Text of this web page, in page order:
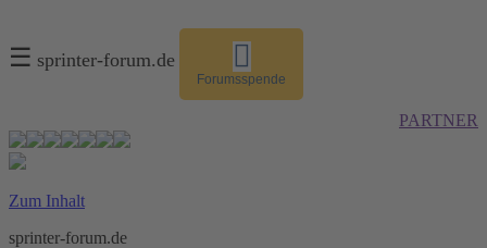
☰ sprinter-forum.de
Forumsspende
PARTNER
Zum Inhalt
sprinter-forum.de